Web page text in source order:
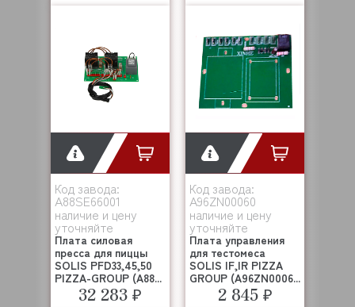
Код завода:
A88SE66001
наличие и цену
уточняйте
Плата силовая
пресса для пиццы
SOLIS PFD33,45,50
PIZZA-GROUP (A88...
32 283 ₽
Код завода:
A96ZN00060
наличие и цену
уточняйте
Плата управления
для тестомеса
SOLIS IF,IR PIZZA
GROUP (A96ZN0006...
2 845 ₽